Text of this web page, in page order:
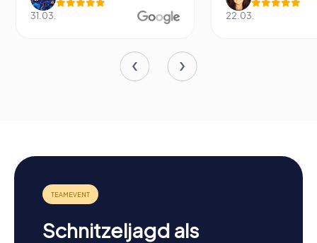
31.03. 22.03.
Schnitzeljagd als